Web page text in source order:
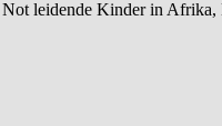
leidende Kinder in